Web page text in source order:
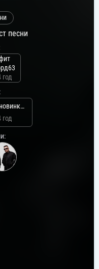
песни
год
Громкие новинки: Июнь 2024
год